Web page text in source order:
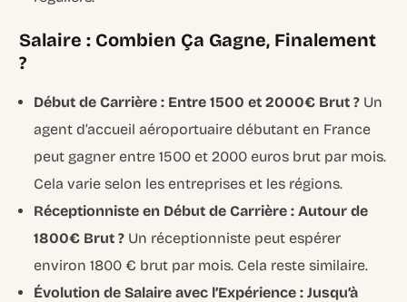
Salaire : Combien Ça Gagne, Finalement
?
Début de Carrière : Entre 1500 et 2000€ Brut ? Un
agent d’accueil aéroportuaire débutant en France
peut gagner entre 1500 et 2000 euros brut par mois.
Cela varie selon les entreprises et les régions.
Réceptionniste en Début de Carrière : Autour de
1800€ Brut ? Un réceptionniste peut espérer
environ 1800 € brut par mois. Cela reste similaire.
Évolution de Salaire avec l’Expérience : Jusqu’à